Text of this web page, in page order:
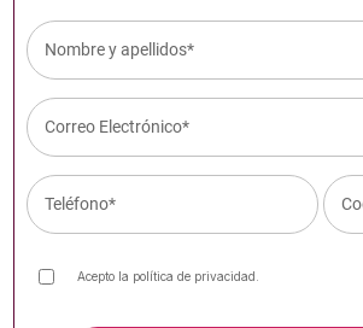
Acepto la política de privacidad